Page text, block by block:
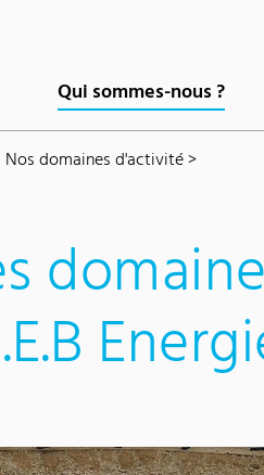
Qui sommes-nous ?
Nos domaines d'activité >